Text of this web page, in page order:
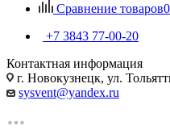
Сравнение товаров0
+7 3843 77-00-20
Контактная информация
г. Новокузнецк, ул.
sysvent@yandex.ru